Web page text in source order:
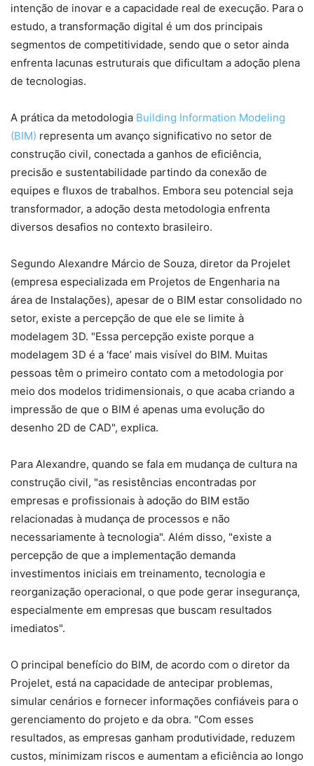
intenção de inovar e a capacidade real de execução. Para o
estudo, a transformação digital é um dos principais
segmentos de competitividade, sendo que o setor ainda
enfrenta lacunas estruturais que dificultam a adoção plena
de tecnologias.
A prática da metodologia Building Information Modeling
(BIM) representa um avanço significativo no setor de
construção civil, conectada a ganhos de eficiência,
precisão e sustentabilidade partindo da conexão de
equipes e fluxos de trabalhos. Embora seu potencial seja
transformador, a adoção desta metodologia enfrenta
diversos desafios no contexto brasileiro.
Segundo Alexandre Márcio de Souza, diretor da Projelet
(empresa especializada em Projetos de Engenharia na
área de Instalações), apesar de o BIM estar consolidado no
setor, existe a percepção de que ele se limite à
modelagem 3D. "Essa percepção existe porque a
modelagem 3D é a ‘face’ mais visível do BIM. Muitas
pessoas têm o primeiro contato com a metodologia por
meio dos modelos tridimensionais, o que acaba criando a
impressão de que o BIM é apenas uma evolução do
desenho 2D de CAD", explica.
Para Alexandre, quando se fala em mudança de cultura na
construção civil, "as resistências encontradas por
empresas e profissionais à adoção do BIM estão
relacionadas à mudança de processos e não
necessariamente à tecnologia". Além disso, "existe a
percepção de que a implementação demanda
investimentos iniciais em treinamento, tecnologia e
reorganização operacional, o que pode gerar insegurança,
especialmente em empresas que buscam resultados
imediatos".
O principal benefício do BIM, de acordo com o diretor da
Projelet, está na capacidade de antecipar problemas,
simular cenários e fornecer informações confiáveis para o
gerenciamento do projeto e da obra. "Com esses
resultados, as empresas ganham produtividade, reduzem
custos, minimizam riscos e aumentam a eficiência ao longo